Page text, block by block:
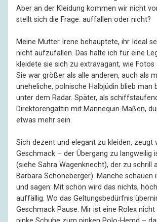
Aber an der Kleidung kommen wir nicht
stellt sich die Frage: auffallen oder nicht?
Meine Mutter Irene behauptete, ihr Ideal
nicht aufzufallen. Das halte ich für eine
kleidete sie sich zu extravagant, wie Fotos
Sie war größer als alle anderen, auch als
uneheliche, polnische Halbjüdin blieb man
unter dem Radar. Später, als
Direktorengattin mit Mannequin-Maßen,
etwas mehr sein.
Sich dezent und elegant zu kleiden, zeugt
Geschmack – der Übergang zu langweilig
(siehe Sahra Wagenknecht), der zu schrill
Barbara Schöneberger). Manche schauen
und sagen: Mit schön wird das nichts,
auffällig. Wo das Geltungsbedürfnis
Geschmack Pause. Mir ist eine Rolex